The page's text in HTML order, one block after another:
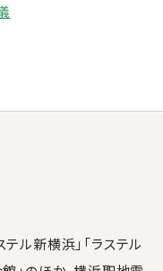
ル新横浜」「ラステル